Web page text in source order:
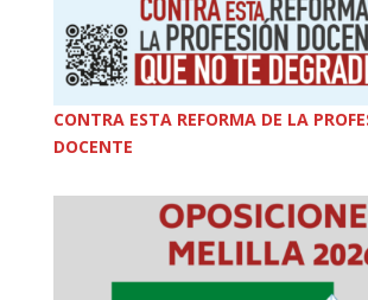
CONTRA ESTA REFORMA DE LA
DOCENTE